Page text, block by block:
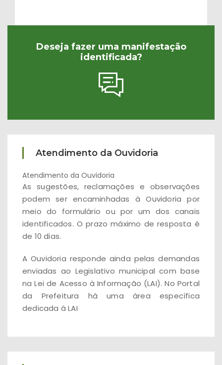
Deseja fazer uma manifestação
identificada?
Atendimento da Ouvidoria
Atendimento da Ouvidoria
As sugestões, reclamações e observações
podem ser encaminhadas à Ouvidoria por
meio do formulário ou por um dos canais
identificados. O prazo máximo de resposta é
de 10 dias.
A Ouvidoria responde ainda pelas demandas
enviadas ao Legislativo municipal com base
na Lei de Acesso à Informação (LAI). No Portal
da Prefeitura há uma área específica
dedicada à LAI